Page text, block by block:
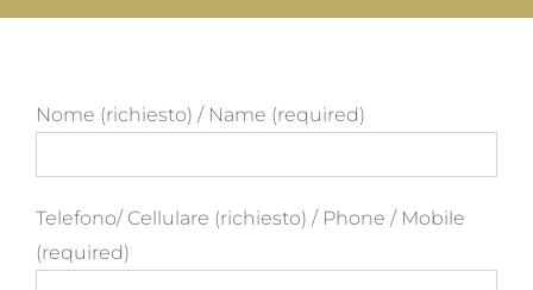
Nome (richiesto) / Name (required)
Telefono/ Cellulare (richiesto) / Phone / Mobile
(required)